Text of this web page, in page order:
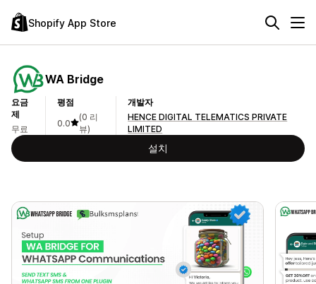
Shopify App Store
WA Bridge
요금
제
무료
평점
0.0
(0 리
뷰)
개발자
HENCE DIGITAL TELEMATICS PRIVATE
LIMITED
설치